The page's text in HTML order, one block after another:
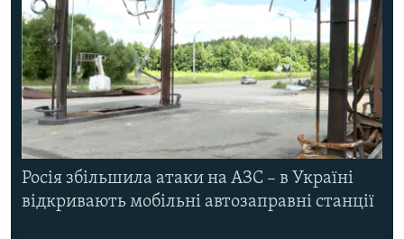
Росія збільшила атаки на АЗС – в Україні
відкривають мобільні автозаправні станції